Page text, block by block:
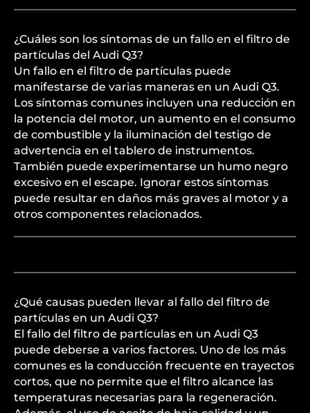
¿Cuáles son los síntomas de un fallo en el filtro de
partículas del Audi Q3?
Un fallo en el filtro de partículas puede
manifestarse de varias maneras en un Audi Q3.
Los síntomas comunes incluyen una reducción en
la potencia del motor, un aumento en el consumo
de combustible y la iluminación del testigo de
advertencia en el tablero de instrumentos.
También puede experimentarse un humo negro
excesivo en el escape. Ignorar estos síntomas
puede resultar en daños más graves al motor y a
otros componentes relacionados.
¿Qué causas pueden llevar al fallo del filtro de
partículas en un Audi Q3?
El fallo del filtro de partículas en un Audi Q3
puede deberse a varios factores. Uno de los más
comunes es la conducción frecuente en trayectos
cortos, que no permite que el filtro alcance las
temperaturas necesarias para la regeneración.